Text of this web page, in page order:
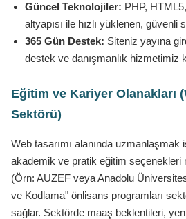
Güncel Teknolojiler: PHP,
altyapısı ile hızlı yüklenen, güvenli
365 Gün Destek: Siteniz yayına
destek ve danışmanlık hizmetimiz
Eğitim ve Kariyer Olanakları
Sektörü)
Web tasarımı alanında
akademik ve pratik eğitim seçenekleri
(Örn: AUZEF veya Anadolu
ve Kodlama" önlisans programları
sağlar. Sektörde maaş beklentileri,